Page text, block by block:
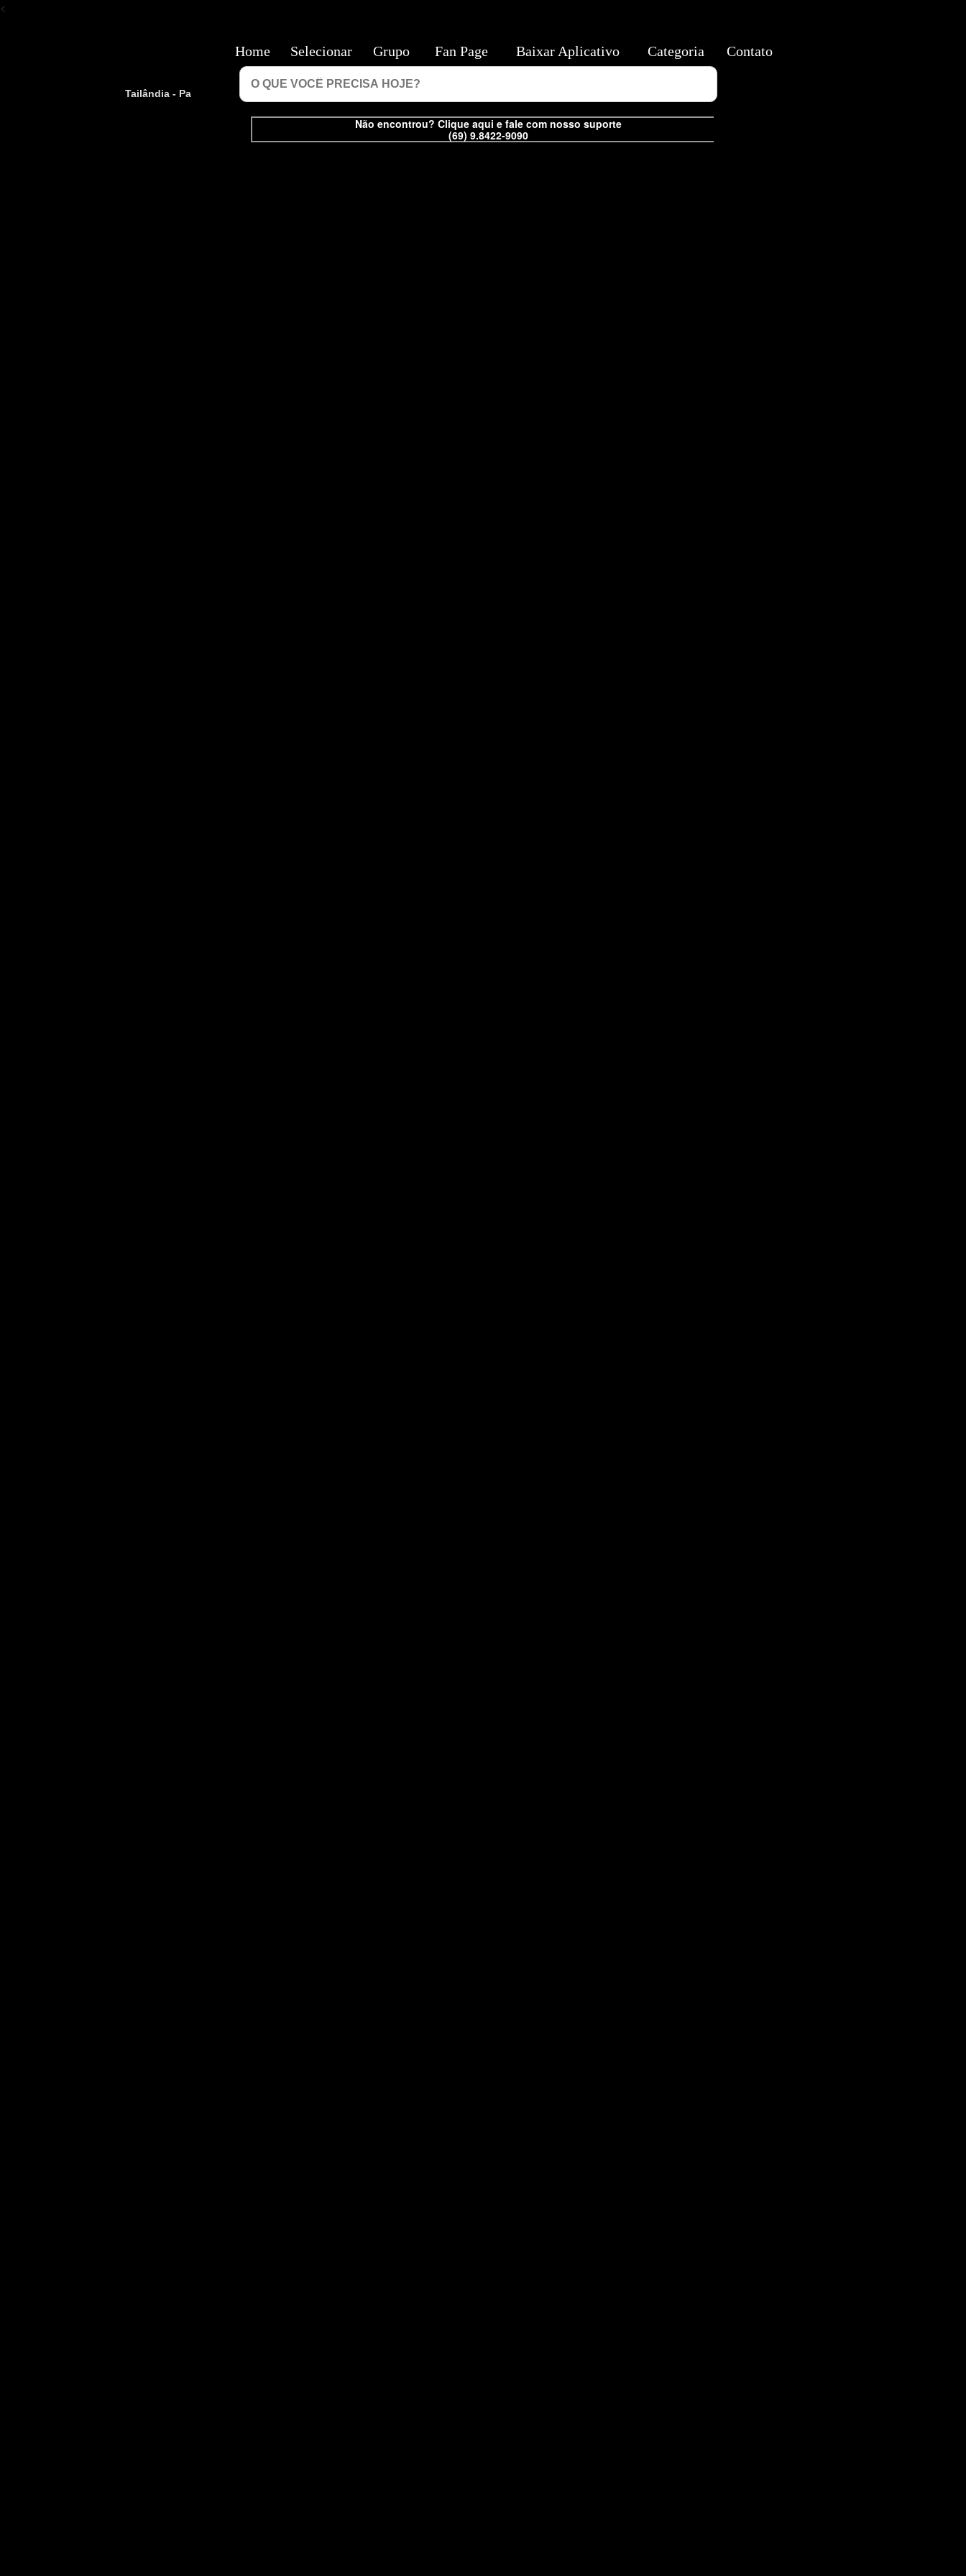
<
Tailândia - Pa
Não encontrou? Clique aqui e fale com nosso suporte
(69) 9.8422-9090
Home Selecionar Grupo Fan Page Baixar Aplicativo Categoria Contato